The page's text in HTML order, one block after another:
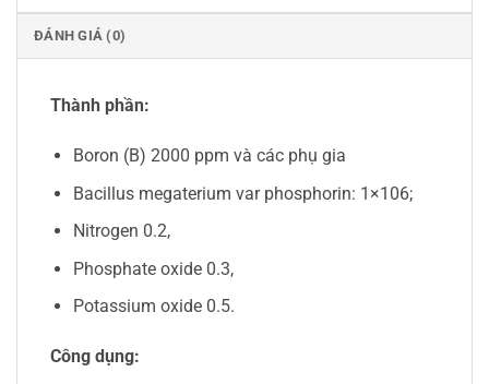
ĐÁNH GIÁ (0)
Thành phần:
Boron (B) 2000 ppm và các phụ gia
Bacillus megaterium var phosphorin: 1×106;
Nitrogen 0.2,
Phosphate oxide 0.3,
Potassium oxide 0.5.
Công dụng: